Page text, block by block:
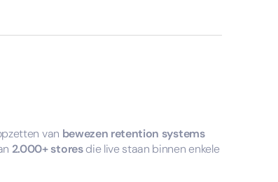
van bewezen retention systems
2.000+ storesdie live staan binnen enkele